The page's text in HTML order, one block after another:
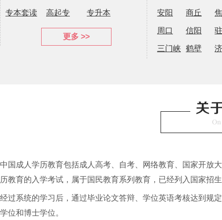
专本套读 高起专 专升本
更多 >>
安阳 商丘
周口 信阳
三门峡 鹤壁
中国成人学历教育包括成人高考、自考、网络教育、国家开放
历教育的入学考试，属于国民教育系列教育，已经列入国家招
经过系统的学习后，通过毕业论文答辩、学位英语考核达到规
学位和博士学位。